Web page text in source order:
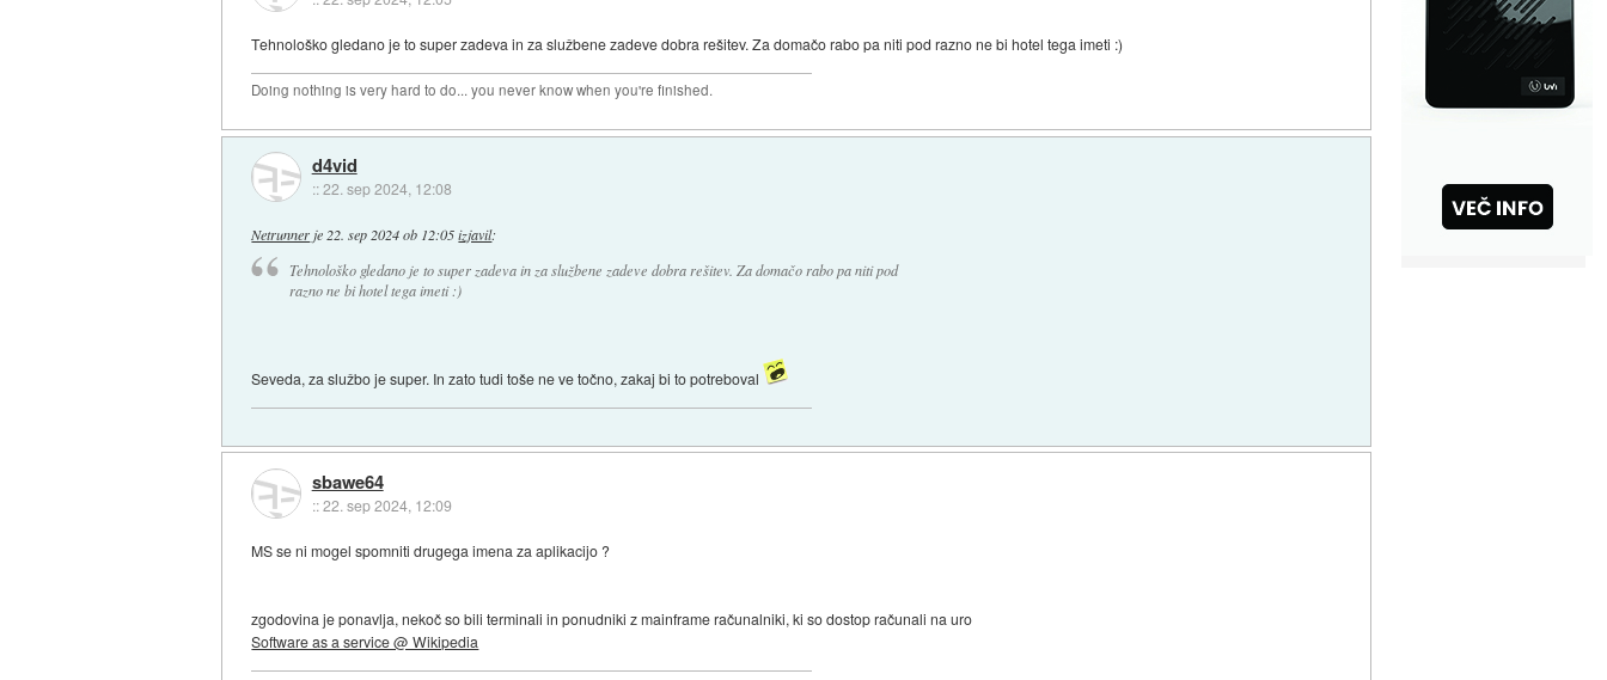
Tehnološko gledano je to super zadeva in za službene zadeve dobra rešitev. Za domačo rabo pa niti pod razno ne bi hotel tega imeti :)
Doing nothing is very hard to do... you never know when you're finished.
d4vid
::22. sep 2024, 12:08
Netrunner je 22. sep 2024 ob 12:05 izjavil:
Tehnološko gledano je to super zadeva in za službene zadeve dobra rešitev. Za domačo rabo pa niti pod
razno ne bi hotel tega imeti :)
Seveda, za službo je super. In zato tudi toše ne ve točno, zakaj bi to potreboval
sbawe64
::22. sep 2024, 12:09
MS se ni mogel spomniti drugega imena za aplikacijo ?
zgodovina je ponavlja, nekoč so bili terminali in ponudniki z mainframe računalniki, ki so dostop računali na uro
Software as a service @ Wikipedia